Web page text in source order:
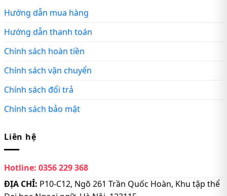
Hướng dẫn mua hàng
Hướng dẫn thanh toán
Chính sách hoàn tiền
Chính sách vận chuyển
Chính sách đổi trả
Chính sách bảo mật
Liên hệ
Hotline: 0356 229 368
ĐỊA CHỈ: P10-C12, Ngõ 261 Trần Quốc Hoàn, Khu tập thể